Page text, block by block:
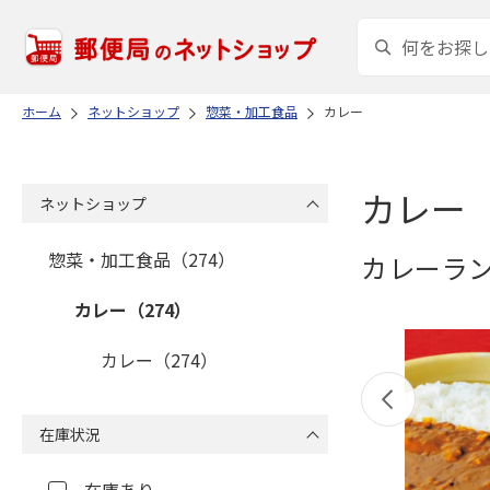
ホーム ネットショップ 惣菜・加工食品 カレー
カレー
カレーラ
ネットショップ
惣菜・加工食品（274）
カレー（274）
カレー（274）
在庫状況